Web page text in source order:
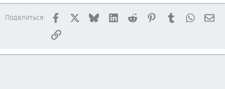
Поделиться: Facebook BlueskyLinkedInReddit PinterestTumblr
Ссылка